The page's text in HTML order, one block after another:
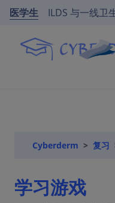
医学生 ILDS 与一线卫
Cyberderm 复习
学习游戏